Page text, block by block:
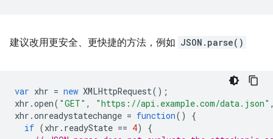
建议改用更安全、更快捷的方法，例如 JSON.parse()
var xhr = new XMLHttpRequest();
xhr .open( "GET" , "https://api.example.com/data.json"
xhr .onreadystatechange = function()
{
if (xhr . readyState == 4)
{